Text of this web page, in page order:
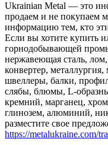
Ukrainian Metal — это
продаем и не покупаем
информацию тем, кто
Если вы хотите купить
горнодобывающей
нержавеющая сталь,
конвертер,
швеллеры, балки,
слябы, блюмы, L-
кремний, марганец,
глинозем, алюминий,
разместите свое
https://metalukraine.com/